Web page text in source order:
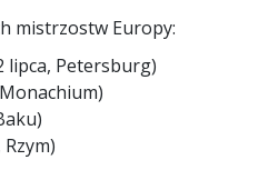
mistrzostw Europy:
lipca, Petersburg)